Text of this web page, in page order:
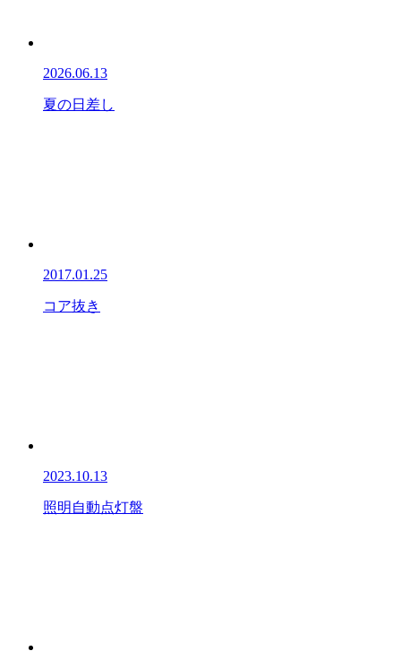
2026.06.13
夏の日差し
2017.01.25
コア抜き
2023.10.13
照明自動点灯盤